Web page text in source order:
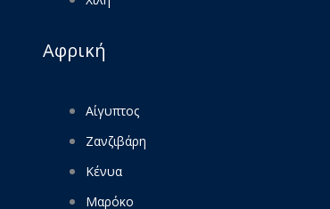
Αφρική
Αίγυπτος
Ζανζιβάρη
Κένυα
Μαρόκο